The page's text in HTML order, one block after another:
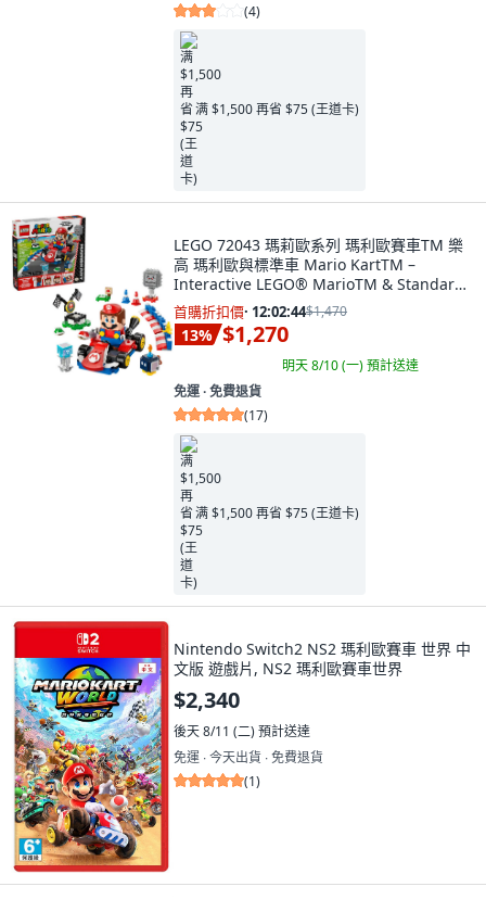
(4)
满 $1,500 再省 $75 (王道卡)
LEGO 72043 瑪莉歐系列 瑪利歐賽車TM 樂
高 瑪利歐與標準車 Mario KartTM –
Interactive LEGO® MarioTM & Standard
Kart, 1套
首購折扣價· 12:02:43$1,470
13% $1,270
明天 8/10 (一)預計送達
免運 ∙ 免費退貨
(17)
满 $1,500 再省 $75 (王道卡)
Nintendo Switch2 NS2 瑪利歐賽車 世界 中
文版 遊戲片, NS2 瑪利歐賽車世界
$2,340
後天 8/11 (二) 預計送達
免運 ∙ 今天出貨 ∙ 免費退貨
(1)